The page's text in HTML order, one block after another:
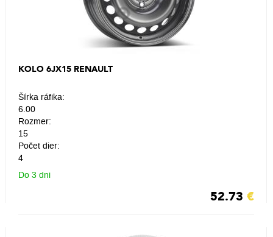
KOLO 6JX15 RENAULT
Šírka ráfika:
6.00
Rozmer:
15
Počet dier:
4
Do 3 dni
52.73 €